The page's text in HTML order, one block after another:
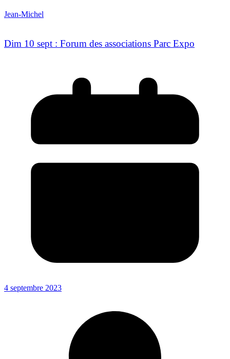
Jean-Michel
Dim 10 sept : Forum des associations Parc Expo
4 septembre 2023